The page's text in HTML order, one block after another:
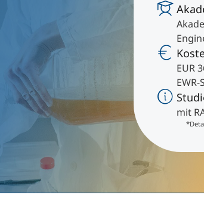
An über 300 Partneruniversitäten
Studienberatung
Study Finder Bachelor/Master
Forschung am MCI
Micro Degrees
Micro Credentials
Masterclasses
Management-Seminare
EUR
mit